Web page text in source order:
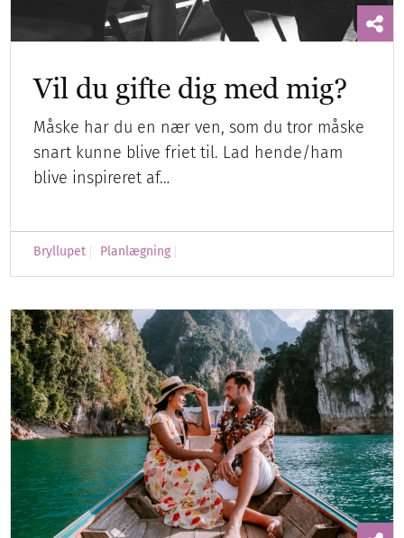
Vil du gifte dig med mig?
Måske har du en nær ven, som du tror måske
snart kunne blive friet til. Lad hende/ham
blive inspireret af…
Bryllupet Planlægning